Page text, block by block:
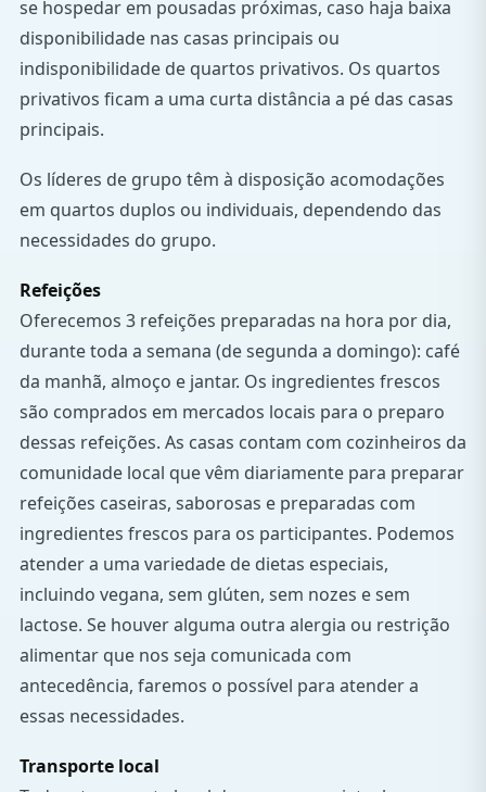
se hospedar em pousadas próximas, caso haja baixa
disponibilidade nas casas principais ou
indisponibilidade de quartos privativos. Os quartos
privativos ficam a uma curta distância a pé das casas
principais.
Os líderes de grupo têm à disposição acomodações
em quartos duplos ou individuais, dependendo das
necessidades do grupo.
Refeições
Oferecemos 3 refeições preparadas na hora por dia,
durante toda a semana (de segunda a domingo): café
da manhã, almoço e jantar. Os ingredientes frescos
são comprados em mercados locais para o preparo
dessas refeições. As casas contam com cozinheiros da
comunidade local que vêm diariamente para preparar
refeições caseiras, saborosas e preparadas com
ingredientes frescos para os participantes. Podemos
atender a uma variedade de dietas especiais,
incluindo vegana, sem glúten, sem nozes e sem
lactose. Se houver alguma outra alergia ou restrição
alimentar que nos seja comunicada com
antecedência, faremos o possível para atender a
essas necessidades.
Transporte local